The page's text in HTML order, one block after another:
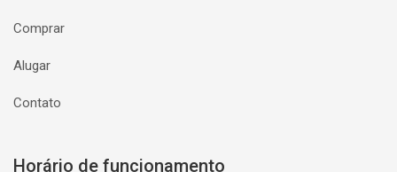
Comprar
Alugar
Contato
Horário de funcionamento